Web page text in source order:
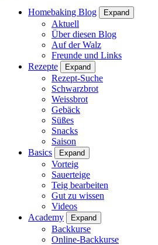
Homebaking Blog Expand
Aktuell
Über diesen Blog
Auf der Walz
Freunde und Links
Rezepte
Expand
Rezept-Suche
Schwarzbrot
Weissbrot
Gebäck
Süßes
Snacks
Saison
Basics
Expand
Vorteig
Sauerteige
Teig bearbeiten
Gut zu wissen
Videos
Academy
Expand
Backkurse
Online-Backkurse